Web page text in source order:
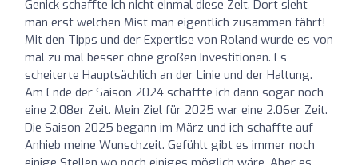
Genick schaffte ich nicht einmal diese Zeit. Dort sieht
man erst welchen Mist man eigentlich zusammen fährt!
Mit den Tipps und der Expertise von Roland wurde es von
mal zu mal besser ohne großen Investitionen. Es
scheiterte Hauptsächlich an der Linie und der Haltung.
Am Ende der Saison 2024 schaffte ich dann sogar noch
eine 2.08er Zeit. Mein Ziel für 2025 war eine 2.06er Zeit.
Die Saison 2025 begann im März und ich schaffte auf
Anhieb meine Wunschzeit. Gefühlt gibt es immer noch